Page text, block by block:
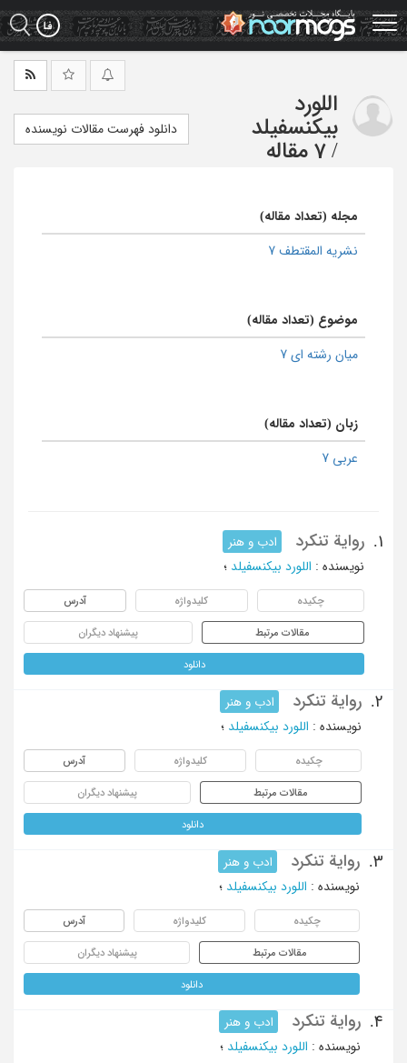
Skip
to
main
اللورد
بیکنسفیلد
/ 7 مقاله
دانلود فهرست مقالات نویسنده
مجله (تعداد مقاله)
نشریه المقتطف 7
موضوع (تعداد مقاله)
میان رشته ای 7
زبان (تعداد مقاله)
عربی 7
1. روایة تنکرد
ادب و هنر
نویسنده : اللورد بیکنسفیلد ؛
چکیده کلیدواژه آدرس
مقالات مرتبط پیشنهاد دیگران
دانلود
2. روایة تنکرد
ادب و هنر
نویسنده : اللورد بیکنسفیلد ؛
چکیده کلیدواژه آدرس
مقالات مرتبط پیشنهاد دیگران
دانلود
3. روایة تنکرد
ادب و هنر
نویسنده : اللورد بیکنسفیلد ؛
چکیده کلیدواژه آدرس
مقالات مرتبط پیشنهاد دیگران
دانلود
4. روایة تنکرد
ادب و هنر
نویسنده : اللورد بیکنسفیلد ؛